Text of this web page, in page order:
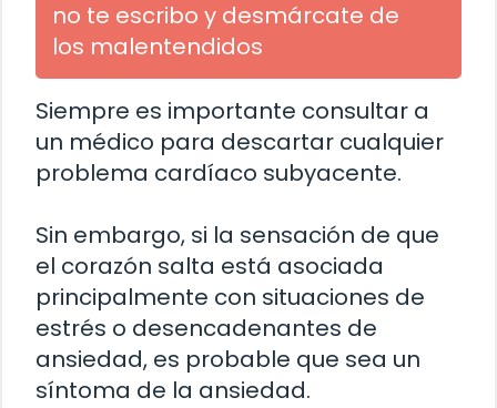
no te escribo y desmárcate de
los malentendidos
Siempre es importante consultar a
un médico para descartar cualquier
problema cardíaco subyacente.
Sin embargo, si la sensación de que
el corazón salta está asociada
principalmente con situaciones de
estrés o desencadenantes de
ansiedad, es probable que sea un
síntoma de la ansiedad.